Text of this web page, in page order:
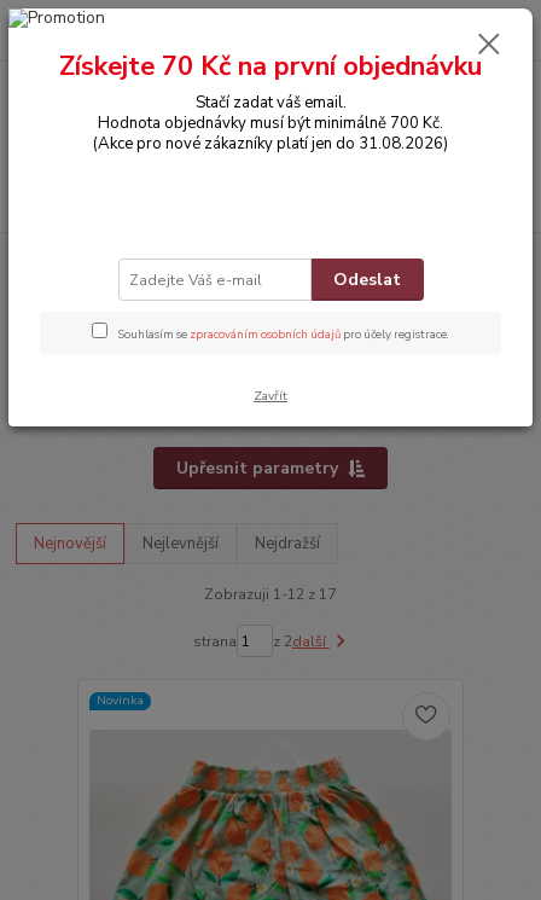
0,00 Kč
OBLEČENÍ SUKÝNKY
SUKÝNKY
Upřesnit parametry
Nejnovější Nejlevnější Nejdražší
Zobrazuji 1-12 z 17
strana z 2další
Novinka
Získejte 70 Kč na první objednávku
Stačí zadat váš email.
Hodnota objednávky musí být minimálně 700 Kč.
(Akce pro nové zákazníky platí jen do 31.08.2026)
Odeslat
Souhlasím se zpracováním osobních údajů pro účely registrace.
Zavřít